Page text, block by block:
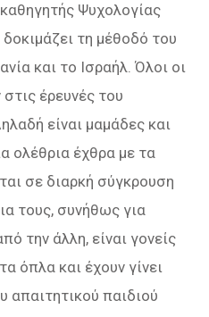
Ψυχολογίας
τη μέθοδό του
και το Ισραήλ. Όλοι οι
έρευνές του
είναι μαμάδες και
ολέθρια έχθρα με τα
σε διαρκή σύγκρουση
τους, συνήθως για
την άλλη, είναι γονείς
όπλα και έχουν γίνει
απαιτητικού παιδιού